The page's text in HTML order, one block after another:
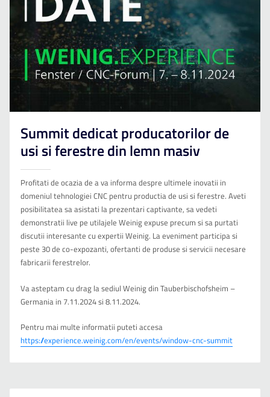
Summit dedicat producatorilor de
usi si ferestre din lemn masiv
Profitati de ocazia de a va informa despre ultimele inovatii in
domeniul tehnologiei CNC pentru productia de usi si ferestre. Aveti
posibilitatea sa asistati la prezentari captivante, sa vedeti
demonstratii live pe utilajele Weinig expuse precum si sa purtati
discutii interesante cu expertii Weinig. La eveniment participa si
peste 30 de co-expozanti, ofertanti de produse si servicii necesare
fabricarii ferestrelor.
Va asteptam cu drag la sediul Weinig din Tauberbischofsheim –
Germania in 7.11.2024 si 8.11.2024.
Pentru mai multe informatii puteti accesa
https://experience.weinig.com/en/events/window-cnc-summit